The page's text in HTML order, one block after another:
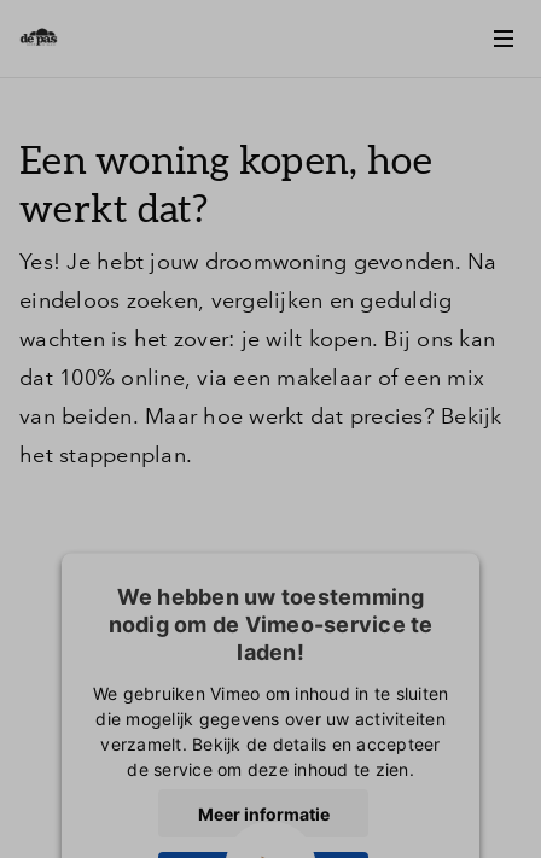
Een woning kopen, hoe
werkt dat?
Yes! Je hebt jouw droomwoning gevonden. Na
eindeloos zoeken, vergelijken en geduldig
wachten is het zover: je wilt kopen. Bij ons kan
dat 100% online, via een makelaar of een mix
van beiden. Maar hoe werkt dat precies? Bekijk
het stappenplan.
We hebben uw toestemming
nodig om de Vimeo-service te
laden!
We gebruiken Vimeo om inhoud in te sluiten
die mogelijk gegevens over uw activiteiten
verzamelt. Bekijk de details en accepteer
de service om deze inhoud te zien.
Meer informatie